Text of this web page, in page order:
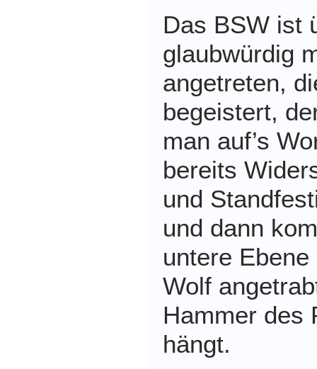
Das BSW ist
glaubwürdig
angetreten,
begeistert,
man auf’s
bereits
und
und dann
untere
Wolf
Hammer des
hängt.